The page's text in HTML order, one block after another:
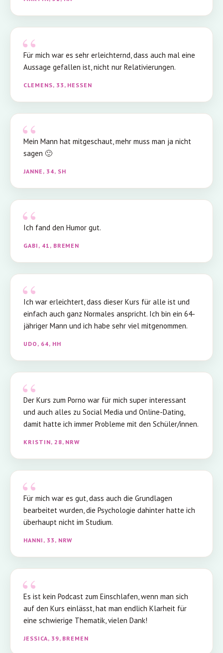
Für mich war es sehr erleichternd, dass auch mal eine
Aussage gefallen ist, nicht nur Relativierungen.
CLEMENS, 33, HESSEN
Mein Mann hat mitgeschaut, mehr muss man ja nicht
sagen 🙂
JANNE, 34, SH
Ich fand den Humor gut.
GABI, 41, BREMEN
Ich war erleichtert, dass dieser Kurs für alle ist und
einfach auch ganz Normales anspricht. Ich bin ein 64-
jähriger Mann und ich habe sehr viel mitgenommen.
UDO, 64, HH
Der Kurs zum Porno war für mich super interessant
und auch alles zu Social Media und Online-Dating,
damit hatte ich immer Probleme mit den Schüler/innen.
KRISTIN, 28, NRW
Für mich war es gut, dass auch die Grundlagen
bearbeitet wurden, die Psychologie dahinter hatte ich
überhaupt nicht im Studium.
HANNI, 33, NRW
Es ist kein Podcast zum Einschlafen, wenn man sich
auf den Kurs einlässt, hat man endlich Klarheit für
eine schwierige Thematik, vielen Dank!
JESSICA, 39, BREMEN